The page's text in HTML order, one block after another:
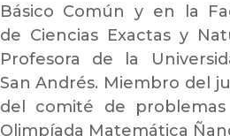
Básico Común y en la
de Ciencias Exactas y
Profesora de la
San Andrés. Miembro del
del comité de
Olimpíada Matemática